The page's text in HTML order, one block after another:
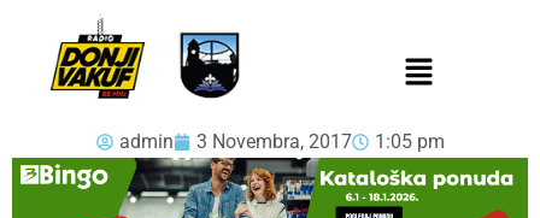
admin 3 Novembra, 2017 1:05 pm